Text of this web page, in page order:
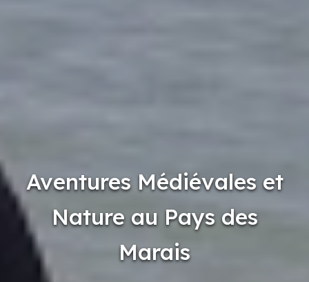
Aventures Médiévales et
Nature au Pays des
Marais